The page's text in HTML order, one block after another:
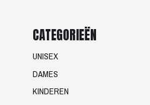
CATEGORIEËN
UNISEX
DAMES
KINDEREN